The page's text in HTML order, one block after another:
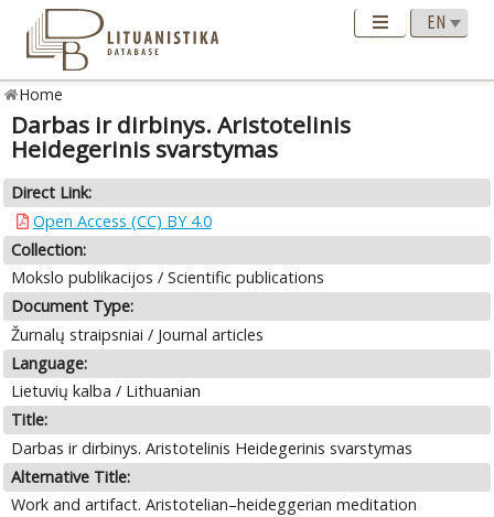
Home
Darbas ir dirbinys. Aristotelinis
Heidegerinis svarstymas
Direct Link:
Open Access (CC) BY 4.0
Collection:
Mokslo publikacijos / Scientific publications
Document Type:
Žurnalų straipsniai / Journal articles
Language:
Lietuvių kalba / Lithuanian
Title:
Darbas ir dirbinys. Aristotelinis Heidegerinis svarstymas
Alternative Title:
Work and artifact. Aristotelian–heideggerian meditation